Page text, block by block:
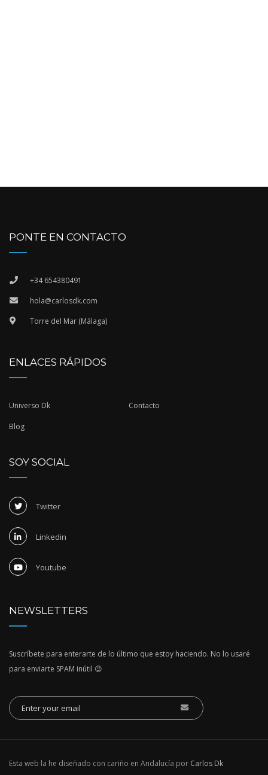
PONTE EN CONTACTO
+34 654380491
hola@carlosdk.com
Torre del Mar (Málaga)
ENLACES RÁPIDOS
Universo Dk Contacto
Blog
SOY SOCIAL
Twitter
Linkedin
Youtube
NEWSLETTERS
Suscríbete para enterarte de lo último que estoy haciendo. No lo usaré
para enviarte SPAM inútil 😉
Esta web la he diseñado con cariño en Andalucía por Carlos Dk